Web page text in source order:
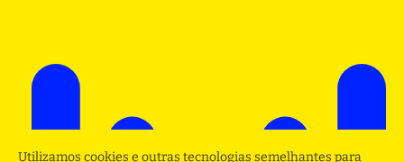
Utilizamos cookies e outras tecnologias semelhantes para